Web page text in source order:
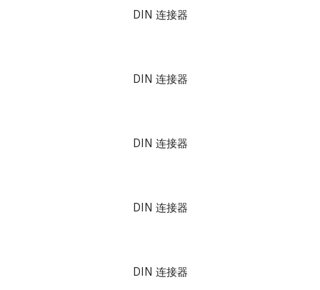
DIN 连接器
DIN 连接器
DIN 连接器
DIN 连接器
DIN 连接器